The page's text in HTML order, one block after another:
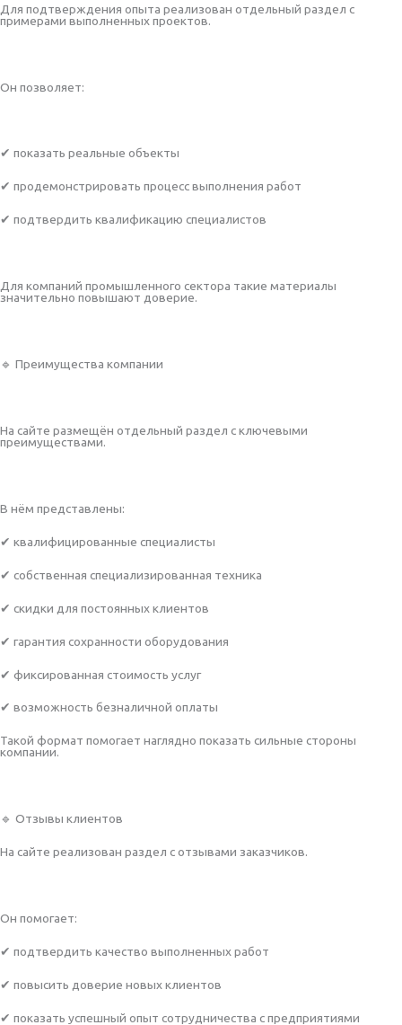
Для подтверждения опыта реализован отдельный раздел с
примерами выполненных проектов.
Он позволяет:
✔ показать реальные объекты
✔ продемонстрировать процесс выполнения работ
✔ подтвердить квалификацию специалистов
Для компаний промышленного сектора такие материалы
значительно повышают доверие.
🔹 Преимущества компании
На сайте размещён отдельный раздел с ключевыми
преимуществами.
В нём представлены:
✔ квалифицированные специалисты
✔ собственная специализированная техника
✔ скидки для постоянных клиентов
✔ гарантия сохранности оборудования
✔ фиксированная стоимость услуг
✔ возможность безналичной оплаты
Такой формат помогает наглядно показать сильные стороны
компании.
🔹 Отзывы клиентов
На сайте реализован раздел с отзывами заказчиков.
Он помогает:
✔ подтвердить качество выполненных работ
✔ повысить доверие новых клиентов
✔ показать успешный опыт сотрудничества с предприятиями